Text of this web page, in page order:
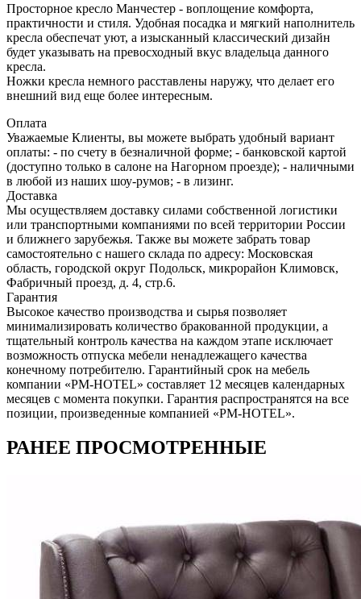
Просторное кресло Манчестер - воплощение комфорта,
практичности и стиля. Удобная посадка и мягкий наполнитель
кресла обеспечат уют, а изысканный классический дизайн
будет указывать на превосходный вкус владельца данного
кресла.
Ножки кресла немного расставлены наружу, что делает его
внешний вид еще более интересным.
Оплата
Уважаемые Клиенты, вы можете выбрать удобный вариант
оплаты: - по счету в безналичной форме; - банковской картой
(доступно только в салоне на Нагорном проезде); - наличными
в любой из наших шоу-румов; - в лизинг.
Доставка
Мы осуществляем доставку силами собственной логистики
или транспортными компаниями по всей территории России
и ближнего зарубежья. Также вы можете забрать товар
самостоятельно с нашего склада по адресу: Московская
область, городcкой округ Подольск, микрорайон Климовск,
Фабричный проезд, д. 4, стр.6.
Гарантия
Высокое качество производства и сырья позволяет
минимализировать количество бракованной продукции, а
тщательный контроль качества на каждом этапе исключает
возможность отпуска мебели ненадлежащего качества
конечному потребителю. Гарантийный срок на мебель
компании «PM-HOTEL» составляет 12 месяцев календарных
месяцев с момента покупки. Гарантия распространятся на все
позиции, произведенные компанией «PM-HOTEL».
РАНЕЕ ПРОСМОТРЕННЫЕ